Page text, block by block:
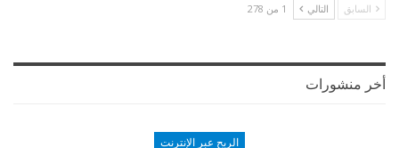
السابق التالي 1 من 278
أخر منشورات
الربح عبر الإنترنت